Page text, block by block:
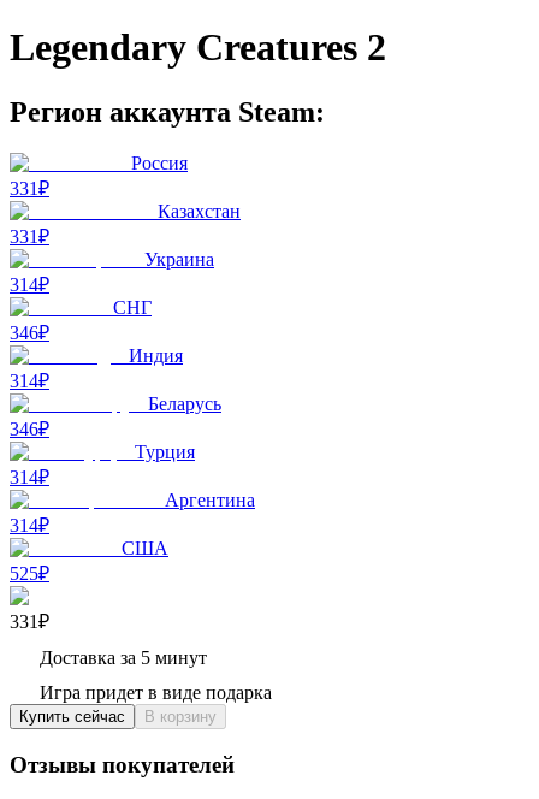
Legendary Creatures 2
Регион аккаунта Steam:
Россия
331₽
Казахстан
331₽
Украина
314₽
СНГ
346₽
Индия
314₽
Беларусь
346₽
Турция
314₽
Аргентина
314₽
США
525₽
331₽
Доставка за 5 минут
Игра придет в виде подарка
Купить сейчас В корзину
Отзывы покупателей